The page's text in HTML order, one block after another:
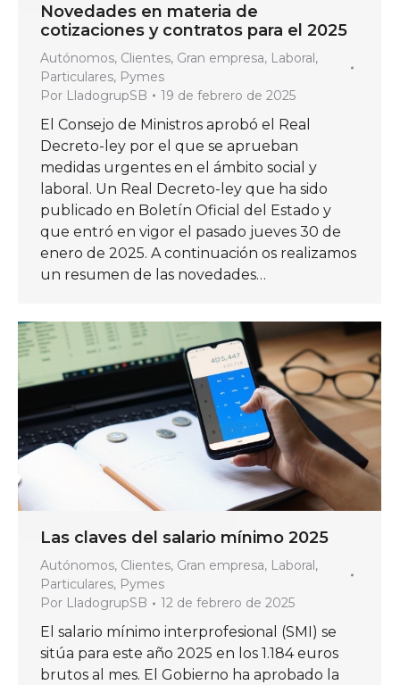
Novedades en materia de
cotizaciones y contratos para el 2025
Autónomos, Clientes, Gran empresa, Laboral,
Particulares, Pymes
Por LladogrupSB 19 de febrero de 2025
El Consejo de Ministros aprobó el Real
Decreto-ley por el que se aprueban
medidas urgentes en el ámbito social y
laboral. Un Real Decreto-ley que ha sido
publicado en Boletín Oficial del Estado y
que entró en vigor el pasado jueves 30 de
enero de 2025. A continuación os realizamos
un resumen de las novedades…
Las claves del salario mínimo 2025
Autónomos, Clientes, Gran empresa, Laboral,
Particulares, Pymes
Por LladogrupSB 12 de febrero de 2025
El salario mínimo interprofesional (SMI) se
sitúa para este año 2025 en los 1.184 euros
brutos al mes. El Gobierno ha aprobado la